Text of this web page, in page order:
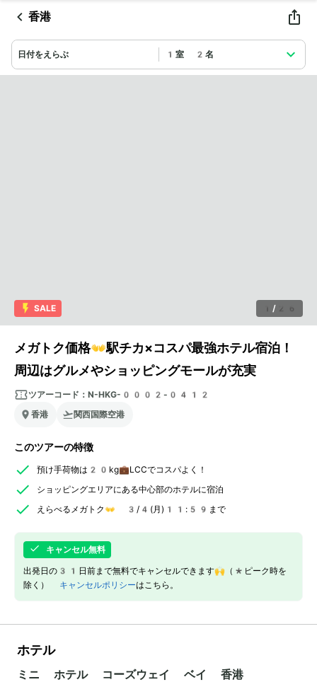
香港
日付をえらぶ 1室 2名
1 / 26
SALE
メガトク価格👐駅チカ×コスパ最強ホテル宿泊！
周辺はグルメやショッピングモールが充実
ツアーコード： N-HKG-0002-0412
香港
関西国際空港
このツアーの特徴
預け手荷物は20kg💼LCCでコスパよく！
ショッピングエリアにある中心部のホテルに宿泊
えらべるメガトク👐 3/4(月)11:59まで
キャンセル無料
出発日の31日前まで無料でキャンセルできます🙌（*ピーク時を
除く） キャンセルポリシーはこちら。
ホテル
ミニ ホテル コーズウェイ ベイ 香港